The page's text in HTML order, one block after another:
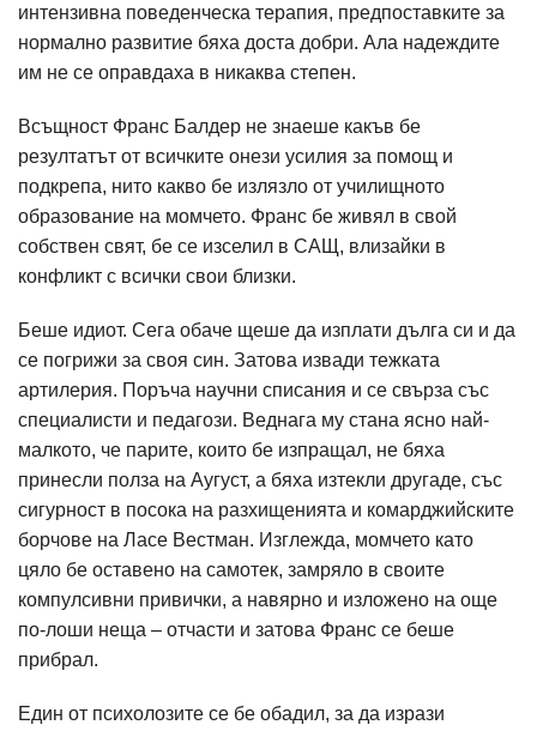
интензивна поведенческа терапия, предпоставките за
нормално развитие бяха доста добри. Ала надеждите
им не се оправдаха в никаква степен.
Всъщност Франс Балдер не знаеше какъв бе
резултатът от всичките онези усилия за помощ и
подкрепа, нито какво бе излязло от училищното
образование на момчето. Франс бе живял в свой
собствен свят, бе се изселил в САЩ, влизайки в
конфликт с всички свои близки.
Беше идиот. Сега обаче щеше да изплати дълга си и да
се погрижи за своя син. Затова извади тежката
артилерия. Поръча научни списания и се свърза със
специалисти и педагози. Веднага му стана ясно най-
малкото, че парите, които бе изпращал, не бяха
принесли полза на Аугуст, а бяха изтекли другаде, със
сигурност в посока на разхищенията и комарджийските
борчове на Ласе Вестман. Изглежда, момчето като
цяло бе оставено на самотек, замряло в своите
компулсивни привички, а навярно и изложено на още
по-лоши неща – отчасти и затова Франс се беше
прибрал.
Един от психолозите се бе обадил, за да изрази